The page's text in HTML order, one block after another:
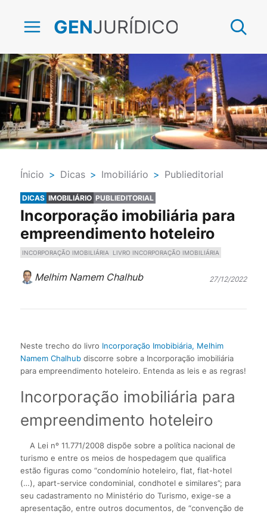
GENJURÍDICO
Ínicio > Dicas > Imobiliário > Publieditorial
DICAS IMOBILIÁRIO PUBLIEDITORIAL
Incorporação imobiliária para
empreendimento hoteleiro
INCORPORAÇÃO IMOBILIÁRIA LIVRO INCORPORAÇÃO IMOBILIÁRIA
Melhim Namem Chalhub 27/12/2022
Neste trecho do livro Incorporação Imobibiária, Melhim
Namem Chalhubdiscorre sobre a Incorporação imobiliária
para empreendimento hoteleiro. Entenda as leis e as regras!
Incorporação imobiliária para
empreendimento hoteleiro
A Lei nº 11.771/2008 dispõe sobre a política nacional de
turismo e entre os meios de hospedagem que qualifica
estão figuras como “condomínio hoteleiro, flat, flat-hotel
(…), apart-service condominial, condhotel e similares”; para
seu cadastramento no Ministério do Turismo, exige-se a
apresentação, entre outros documentos, de “convenção de